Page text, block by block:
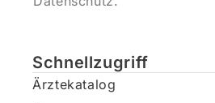
Schnellzugriff
Ärztekatalog